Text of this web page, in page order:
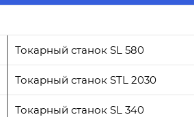
Токарный станок SL 580
Токарный станок STL 2030
Токарный станок SL 340